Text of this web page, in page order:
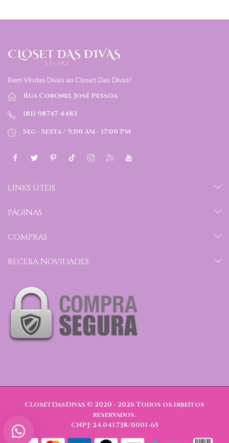
Bem Vindas Divas ao Closet Das Divas!
Rua Coronel José Pessoa
(81) 98747-4483
Seg - Sexta / 9:00 AM - 17:00 PM
LINKS ÚTEIS
PÁGINAS
COMPRAS
RECEBA NOVIDADES
ClosetDasDivas © 2020 - 2026 Todos os direitos
reservados.
CNPJ: 24.041.738/0001-65